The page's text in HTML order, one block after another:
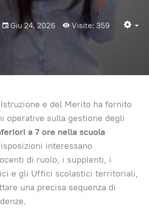
Giu 24, 2026 Visite: 359
e del Merito ha fornito
operative sulla gestione degli
a 7 ore nella scuola
interessano
di ruolo, i supplenti, i
e gli Uffici scolastici territoriali,
una precisa sequenza di